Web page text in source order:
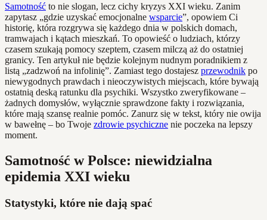
Samotność to nie slogan, lecz cichy kryzys XXI wieku. Zanim
zapytasz „gdzie uzyskać emocjonalne wsparcie”, opowiem Ci
historię, która rozgrywa się każdego dnia w polskich domach,
tramwajach i kątach mieszkań. To opowieść o ludziach, którzy
czasem szukają pomocy szeptem, czasem milczą aż do ostatniej
granicy. Ten artykuł nie będzie kolejnym nudnym poradnikiem z
listą „zadzwoń na infolinię”. Zamiast tego dostajesz przewodnik po
niewygodnych prawdach i nieoczywistych miejscach, które bywają
ostatnią deską ratunku dla psychiki. Wszystko zweryfikowane –
żadnych domysłów, wyłącznie sprawdzone fakty i rozwiązania,
które mają szansę realnie pomóc. Zanurz się w tekst, który nie owija
w bawełnę – bo Twoje zdrowie psychiczne nie poczeka na lepszy
moment.
Samotność w Polsce: niewidzialna
epidemia XXI wieku
Statystyki, które nie dają spać